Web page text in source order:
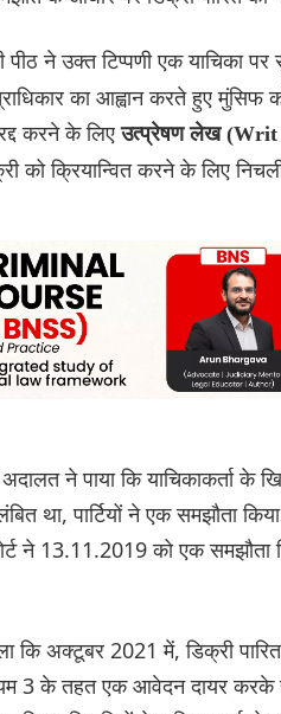
पीठ ने उक्त टिप्‍पणी एक याचिका
का आह्वान करते हुए मुंसिफ
करने के लिएउत्प्रेषण लेख
को क्रियान्वित करने के लिए
ने पाया कि याचिकाकर्ता के
था, पार्टियों ने एक समझौता
ने 13.11.2019 को एक समझौता
कि अक्टूबर 2021 में, डिक्री
3 के तहत एक आवेदन दायर करके